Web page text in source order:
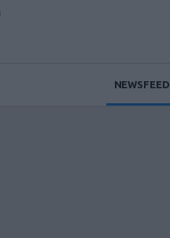
NEWSFEED